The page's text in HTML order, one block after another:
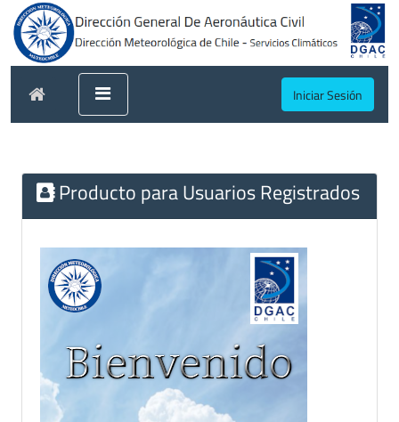
Iniciar Sesión
Producto para Usuarios Registrados